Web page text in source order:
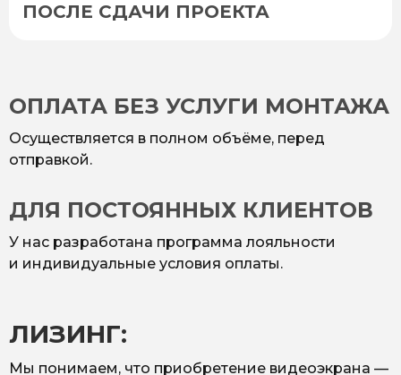
ПОСЛЕ СДАЧИ ПРОЕКТА
ОПЛАТА БЕЗ УСЛУГИ МОНТАЖА
Осуществляется в полном объёме, перед
отправкой.
ДЛЯ ПОСТОЯННЫХ КЛИЕНТОВ
У нас разработана программа лояльности
и индивидуальные условия оплаты.
ЛИЗИНГ:
Мы понимаем, что приобретение видеоэкрана —